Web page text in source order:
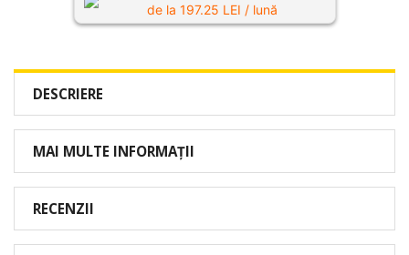
de la 197.25 LEI / lună
DESCRIERE
MAI MULTE INFORMAȚII
RECENZII